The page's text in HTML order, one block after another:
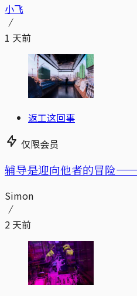
小飞
1 天前
返工这回事
仅限会员
辅导是迎向他者的冒险
Simon
2 天前